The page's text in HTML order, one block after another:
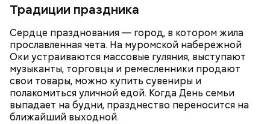
Традиции праздника
Сердце празднования — город, в котором жила
прославленная чета. На муромской набережной
Оки устраиваются массовые гуляния, выступают
музыканты, торговцы и ремесленники продают
свои товары, можно купить сувениры и
полакомиться уличной едой. Когда День семьи
выпадает на будни, празднество переносится на
ближайший выходной.